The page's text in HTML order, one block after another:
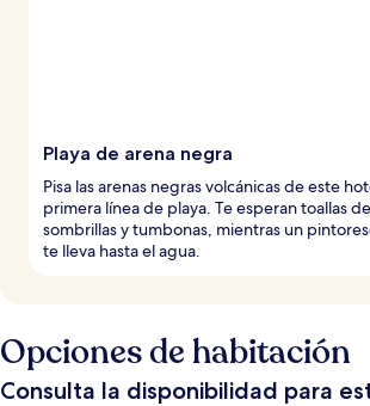
Playa de arena negra
Pisa las arenas negras volcánicas de este
primera línea de playa. Te esperan toallas
sombrillas y tumbonas, mientras un
te lleva hasta el agua.
Opciones de habitación
Consulta la disponibilidad para